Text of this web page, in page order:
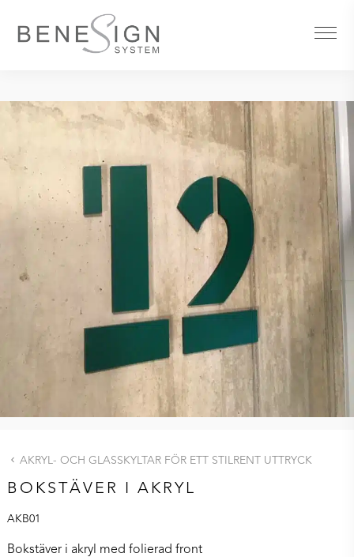
AKRYL- OCH GLASSKYLTAR FÖR ETT STILRENT UTTRYCK
BOKSTÄVER I AKRYL
AKB01
Bokstäver i akryl med folierad front